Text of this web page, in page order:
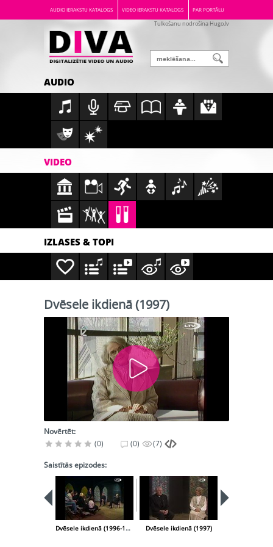
AUDIO IERAKSTU KATALOGS VIDEO IERAKSTU KATALOGS PAR PORTĀLU
Tulkošanu nodrošina Hugo.lv
AUDIO
VIDEO
IZLASES & TOPI
Dvēsele ikdienā (1997)
Novērtēt:
(0)
(0) (7)
Saistītās epizodes:
Dvēsele ikdienā (1996-12-26) Dvēsele ikdienā (1997)